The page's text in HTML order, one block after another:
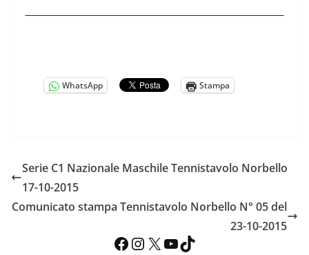
WhatsApp Stampa
Serie C1 Nazionale Maschile Tennistavolo Norbello
17-10-2015
Comunicato stampa Tennistavolo Norbello N° 05 del
23-10-2015
Facebook InstagramX YouTube TikTok